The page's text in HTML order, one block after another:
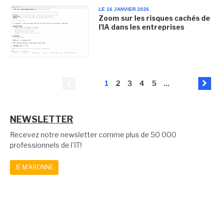
LE 16 JANVIER 2026
Zoom sur les risques cachés de
l'IA dans les entreprises
1 2 3 4 5 ...
NEWSLETTER
Recevez notre newsletter comme plus de 50 000
professionnels de l'IT!
JE M'ABONNE